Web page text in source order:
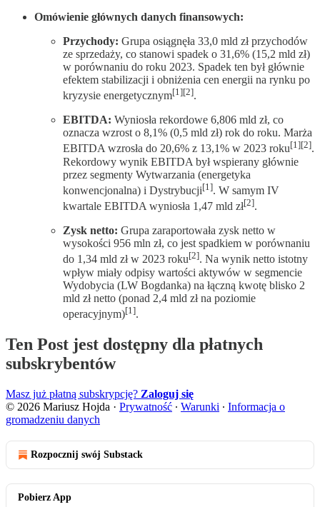
Omówienie głównych danych finansowych:
Przychody: Grupa osiągnęła 33,0 mld zł przychodów
ze sprzedaży, co stanowi spadek o 31,6% (15,2 mld zł)
w porównaniu do roku 2023. Spadek ten był głównie
efektem stabilizacji i obniżenia cen energii na rynku po
kryzysie energetycznym[1][2].
EBITDA: Wyniosła rekordowe 6,806 mld zł, co
oznacza wzrost o 8,1% (0,5 mld zł) rok do roku. Marża
EBITDA wzrosła do 20,6% z 13,1% w 2023 roku[1][2].
Rekordowy wynik EBITDA był wspierany głównie
przez segmenty Wytwarzania (energetyka
konwencjonalna) i Dystrybucji[1]. W samym IV
kwartale EBITDA wyniosła 1,47 mld zł[2].
Zysk netto: Grupa zaraportowała zysk netto w
wysokości 956 mln zł, co jest spadkiem w porównaniu
do 1,34 mld zł w 2023 roku[2]. Na wynik netto istotny
wpływ miały odpisy wartości aktywów w segmencie
Wydobycia (LW Bogdanka) na łączną kwotę blisko 2
mld zł netto (ponad 2,4 mld zł na poziomie
operacyjnym)[1].
Ten Post jest dostępny dla płatnych
subskrybentów
Masz już płatną subskrypcję? Zaloguj się
© 2026 Mariusz Hojda · Prywatność ∙ Warunki ∙ Informacja o
gromadzeniu danych
Rozpocznij swój Substack
Pobierz App